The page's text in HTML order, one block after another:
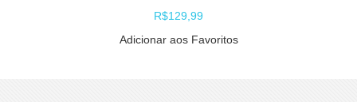
R$129,99
Adicionar aos Favoritos